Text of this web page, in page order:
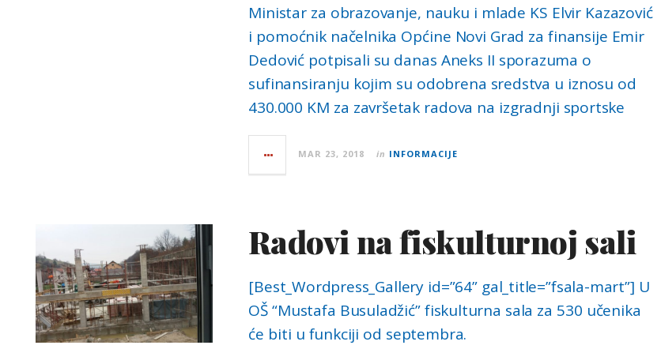
Ministar za obrazovanje, nauku i mlade KS Elvir Kazazović
i pomoćnik načelnika Općine Novi Grad za finansije Emir
Dedović potpisali su danas Aneks II sporazuma o
sufinansiranju kojim su odobrena sredstva u iznosu od
430.000 KM za završetak radova na izgradnji sportske
MAR 23, 2018 in INFORMACIJE
Radovi na fiskulturnoj sali
[Best_Wordpress_Gallery id=”64” gal_title=”fsala-mart”] U
OŠ “Mustafa Busuladžić” fiskulturna sala za 530 učenika
će biti u funkciji od septembra.